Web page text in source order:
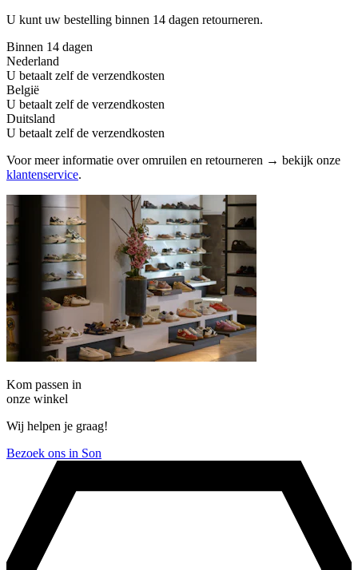
U kunt uw bestelling binnen 14 dagen retourneren.
Binnen 14 dagen
Nederland
U betaalt zelf de verzendkosten
België
U betaalt zelf de verzendkosten
Duitsland
U betaalt zelf de verzendkosten
Voor meer informatie over omruilen en retourneren → bekijk onze
klantenservice.
Kom passen in
onze winkel
Wij helpen je graag!
Bezoek ons in Son